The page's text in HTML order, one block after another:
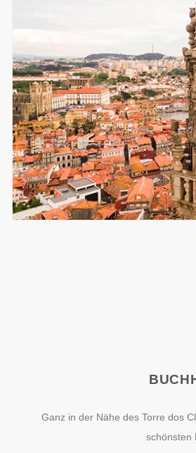
Ganz in der Nähe des Torre dos
schönsten